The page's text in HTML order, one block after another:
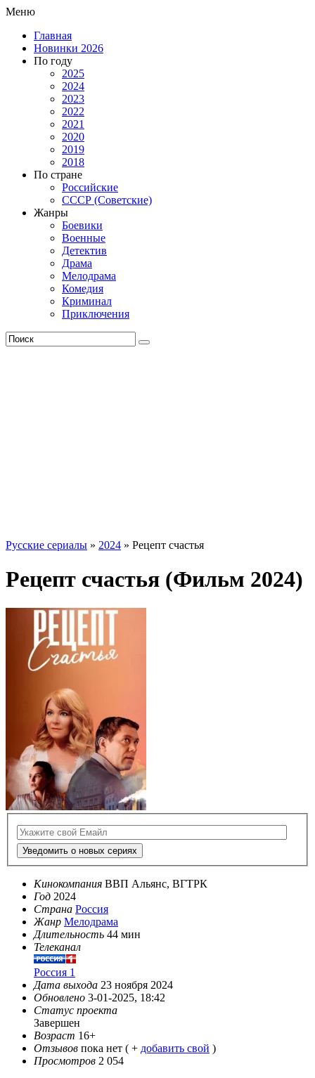
Меню
Главная
Новинки 2026
По году
2025
2024
2023
2022
2021
2020
2019
2018
По стране
Российские
СССР (Советские)
Жанры
Боевики
Военные
Детектив
Драма
Мелодрама
Комедия
Криминал
Приключения
Русские сериалы » 2024 » Рецепт счастья
Рецепт счастья (Фильм 2024)
Уведомить о новых сериях
Кинокомпания ВВП Альянс, ВГТРК
Год 2024
Страна Россия
Жанр Мелодрама
Длительность 44 мин
Телеканал
Россия 1
Дата выхода 23 ноября 2024
Обновлено 3-01-2025, 18:42
Статус проекта
Завершен
Возраст 16+
Отзывов пока нет ( + добавить свой )
Просмотров 2 054